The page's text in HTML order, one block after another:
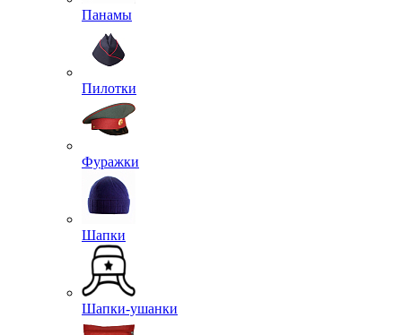
Панамы
Пилотки
Фуражки
Шапки
Шапки-ушанки